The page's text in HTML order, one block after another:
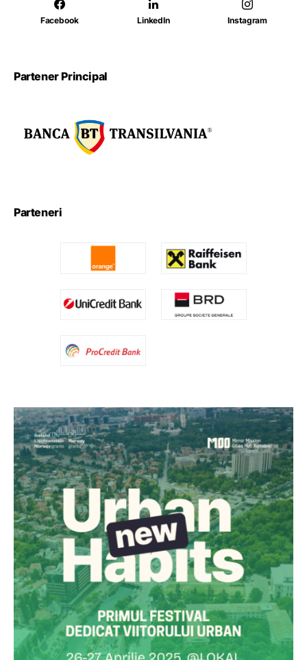
Facebook LinkedIn Instagram
Partener Principal
Parteneri